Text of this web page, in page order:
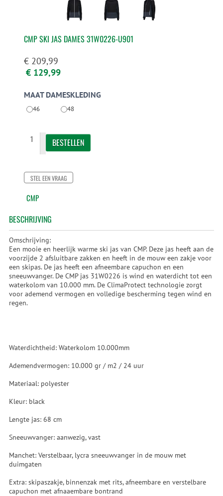
CMP SKI JAS DAMES 31W0226-U901
€ 209,99
€ 129,99
MAAT DAMESKLEDING
46 48
STEL EEN VRAAG
CMP
BESCHRIJVING
Omschrijving:
Een mooie en heerlijk warme ski jas van CMP. Deze jas heeft aan de
voorzijde 2 afsluitbare zakken en heeft in de mouw een zakje voor
een skipas. De jas heeft een afneembare capuchon en een
sneeuwvanger. De CMP jas 31W0226 is wind en waterdicht tot een
waterkolom van 10.000 mm. De ClimaProtect technologie zorgt
voor ademend vermogen en volledige bescherming tegen wind en
regen.
Waterdichtheid: Waterkolom 10.000mm
Ademendvermogen: 10.000 gr / m2 / 24 uur
Materiaal: polyester
Kleur: black
Lengte jas: 68 cm
Sneeuwvanger: aanwezig, vast
Manchet: Verstelbaar, lycra sneeuwvanger in de mouw met
duimgaten
Extra: skipaszakje, binnenzak met rits, afneembare en verstelbare
capuchon met afnaaembare bontrand